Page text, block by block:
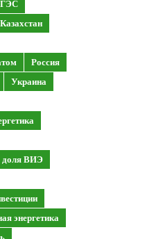
ГЭС
Казахстан
Россия
Украина
доля ВИЭ
энергетика